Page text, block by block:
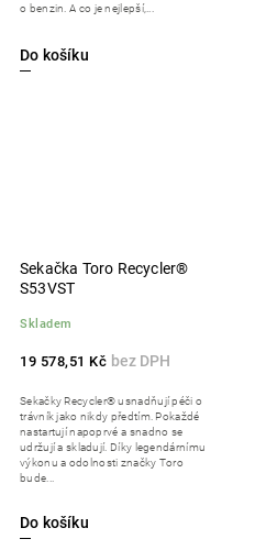
Do košíku
o benzin. A co je nejlepší,...
Sekačka Toro Recycler®
S53VST
Skladem
19 578,51 Kč
Do košíku
Sekačky Recycler® usnadňují péči o
trávník jako nikdy předtím. Pokaždé
nastartují napoprvé a snadno se
udržují a skladují. Díky legendárnímu
výkonu a odolnosti značky Toro
bude...